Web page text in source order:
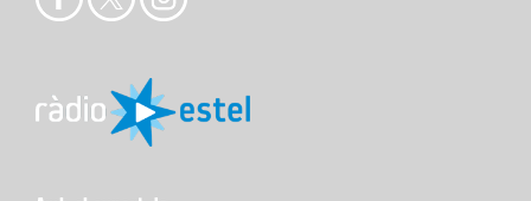
Amb el suport de: